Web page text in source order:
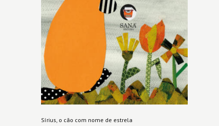
Sírius, o cão com nome de estrela